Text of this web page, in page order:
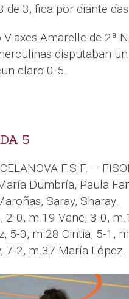
3, fica por diante
Amarelle de 2ª
disputaban
claro 0-5.
5
F.S.F. –
Dumbría, Paula
Saray, Sharay.
2-0, m.19 Vane, 3-0,
5-0, m.28 Cintia, 5-1,
7-2, m.37 María López.